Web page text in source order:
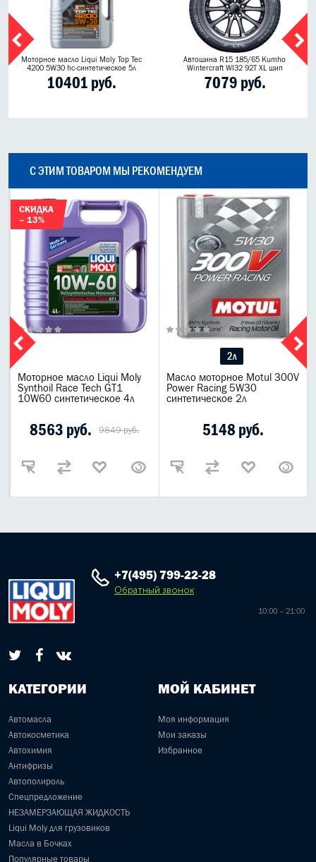
Моторное масло Liqui Moly Top Tec
4200 5W30 hc-синтетическое 5л
10401 руб.
Автошина R15 185/65 Kumho
Wintercraft WI32 92T XL шип
7079 руб.
С ЭТИМ ТОВАРОМ МЫ РЕКОМЕНДУЕМ
СКИДКА
– 13%
Моторное масло Liqui Moly
Synthoil Race Tech GT1
10W60 синтетическое 4л
8563 руб. 9849 руб.
2л
Масло моторное Motul 300V
Power Racing 5W30
синтетическое 2л
5148 руб.
+7(495) 799-22-28
Обратный звонок
10:00 – 21:00
КАТЕГОРИИ
Автомасла
Автокосметика
Автохимия
Антифризы
Автополироль
Спецпредложение
НЕЗАМЕРЗАЮЩАЯ ЖИДКОСТЬ
Liqui Moly для грузовиков
Масла в Бочках
Популярные товары
МОЙ КАБИНЕТ
Моя информация
Мои заказы
Избранное